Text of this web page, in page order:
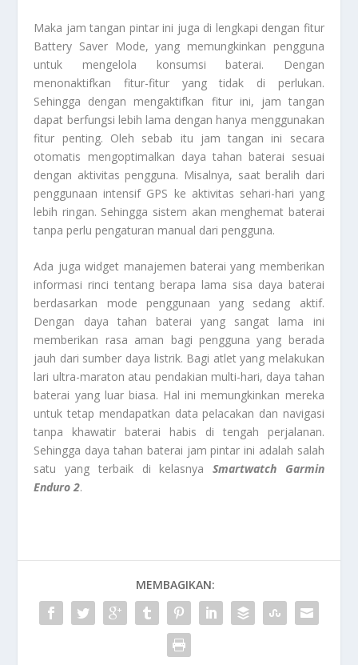
Maka jam tangan pintar ini juga di lengkapi dengan fitur
Battery Saver Mode, yang memungkinkan pengguna
untuk mengelola konsumsi baterai. Dengan
menonaktifkan fitur-fitur yang tidak di perlukan.
Sehingga dengan mengaktifkan fitur ini, jam tangan
dapat berfungsi lebih lama dengan hanya menggunakan
fitur penting. Oleh sebab itu jam tangan ini secara
otomatis mengoptimalkan daya tahan baterai sesuai
dengan aktivitas pengguna. Misalnya, saat beralih dari
penggunaan intensif GPS ke aktivitas sehari-hari yang
lebih ringan. Sehingga sistem akan menghemat baterai
tanpa perlu pengaturan manual dari pengguna.
Ada juga widget manajemen baterai yang memberikan
informasi rinci tentang berapa lama sisa daya baterai
berdasarkan mode penggunaan yang sedang aktif.
Dengan daya tahan baterai yang sangat lama ini
memberikan rasa aman bagi pengguna yang berada
jauh dari sumber daya listrik. Bagi atlet yang melakukan
lari ultra-maraton atau pendakian multi-hari, daya tahan
baterai yang luar biasa. Hal ini memungkinkan mereka
untuk tetap mendapatkan data pelacakan dan navigasi
tanpa khawatir baterai habis di tengah perjalanan.
Sehingga daya tahan baterai jam pintar ini adalah salah
satu yang terbaik di kelasnya Smartwatch Garmin
Enduro 2.
MEMBAGIKAN: